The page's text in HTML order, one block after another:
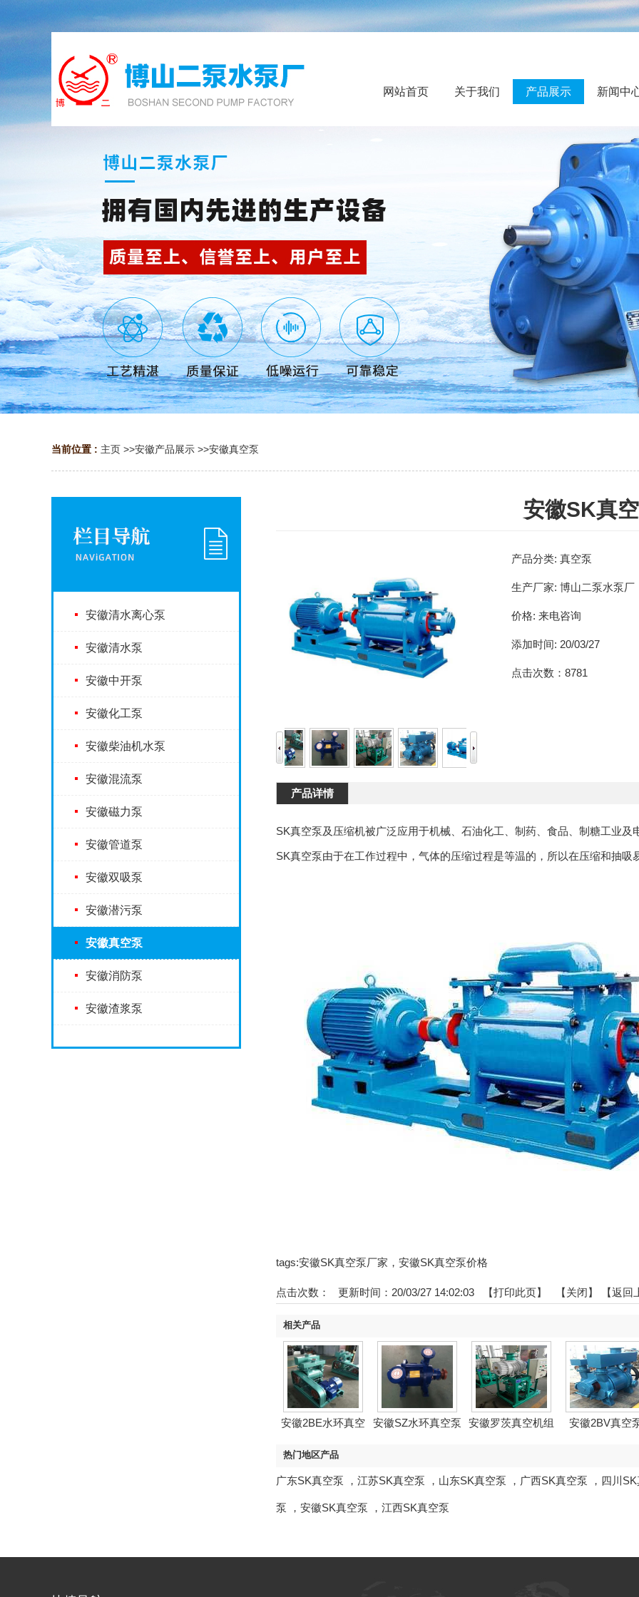
网站首页 关于我们 产品展示 新闻中
当前位置 : 主页 >>安徽产品展示 >>安徽真空泵
安徽清水离心泵
安徽清水泵
安徽中开泵
安徽化工泵
安徽柴油机水泵
安徽混流泵
安徽磁力泵
安徽管道泵
安徽双吸泵
安徽潜污泵
安徽真空泵
安徽消防泵
安徽渣浆泵
安徽SK真
产品分类: 真空泵
生产厂家: 博山二泵水泵厂
价格: 来电咨询
添加时间: 20/03/27
点击次数： 8781
产品详情
SK真空泵及压缩机被广泛应用于机械、石油化工、制药、食品、制糖工业及
SK真空泵由于在工作过程中，气体的压缩过程是等温的，所以在压缩和抽
tags:安徽SK真空泵厂家，安徽SK真空泵价格
点击次数： 更新时间：20/03/27 14:02:03 【打印此页】 【关闭】 【返
相关产品
安徽2BE水环真空
安徽SZ水环真空泵 安徽罗茨真空机组 安徽2BV真空
热门地区产品
广东SK真空泵 ， 江苏SK真空泵 ， 山东SK真空泵 ， 广西SK真空泵 ， 四川
泵 ， 安徽SK真空泵 ， 江西SK真空泵